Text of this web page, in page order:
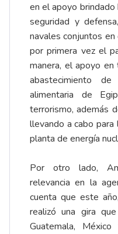
en el apoyo
seguridad y
navales conjuntos
por primera vez el
manera, el apoyo
abastecimiento
alimentaria de
terrorismo, además
llevando a cabo para
planta de energía
Por otro lado,
relevancia en la
cuenta que este
realizó una gira
Guatemala,